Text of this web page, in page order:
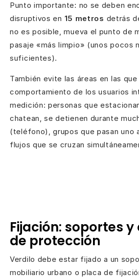
Punto importante: no se deben
disruptivos en 15 metros detrás
no es posible, mueva el punto de
pasaje «más limpio» (unos pocos
suficientes).
También evite las áreas en las que
comportamiento de los usuarios
medición: personas que
chatean, se detienen durante
(teléfono), grupos que pasan uno
flujos que se cruzan
Fijación: soportes
de protección
Verdilo debe estar fijado a un
mobiliario urbano o placa de